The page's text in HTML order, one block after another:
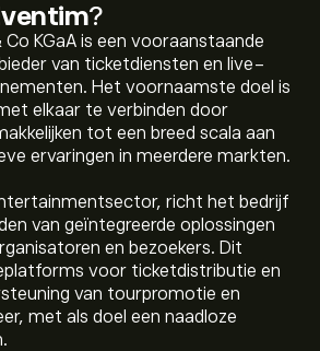
?
Co KGaA is een vooraanstaande
van ticketdiensten en live-
Het voornaamste doel is
elkaar te verbinden door
tot een breed scala aan
ervaringen in meerdere markten.
richt het bedrijf
van geïntegreerde oplossingen
en bezoekers. Dit
voor ticketdistributie en
van tourpromotie en
met als doel een naadloze